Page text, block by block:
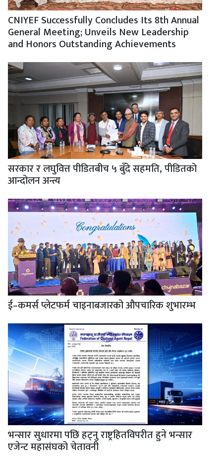
CNIYEF Successfully Concludes Its 8th Annual
General Meeting; Unveils New Leadership
and Honors Outstanding Achievements
सरकार र लघुवित्त पीडितबीच ५ बुँदे सहमति, पीडितको
आन्दोलन अन्त्य
ई–कमर्स प्लेटफर्म चाइनाबजारको औपचारिक शुभारम्भ
भन्सार सुधारमा पछि हट्नु राष्ट्रहितविपरीत हुने भन्सार
एजेन्ट महासंघको चेतावनी